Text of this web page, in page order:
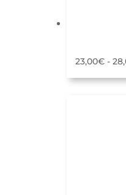
23,00€ -